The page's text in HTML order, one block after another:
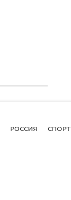
РОССИЯ СПОРТ